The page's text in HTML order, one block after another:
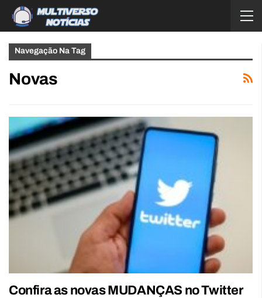
Navegação Na Tag
Novas
Confira as novas MUDANÇAS no Twitter